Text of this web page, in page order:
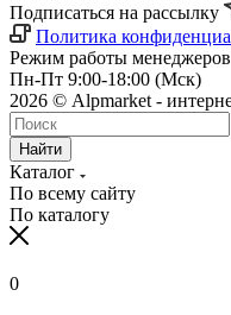
Подписаться на рассылку
Политика
Режим работы менеджеров
Пн-Пт 9:00-18:00 (Мск)
2026 © Alpmarket -
Найти
Каталог
По всему сайту
По каталогу
0